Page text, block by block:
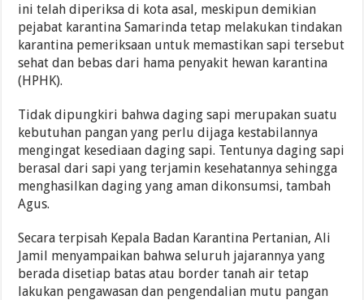
ini telah diperiksa di kota asal, meskipun demikian
pejabat karantina Samarinda tetap melakukan tindakan
karantina pemeriksaan untuk memastikan sapi tersebut
sehat dan bebas dari hama penyakit hewan karantina
(HPHK).
Tidak dipungkiri bahwa daging sapi merupakan suatu
kebutuhan pangan yang perlu dijaga kestabilannya
mengingat kesediaan daging sapi. Tentunya daging sapi
berasal dari sapi yang terjamin kesehatannya sehingga
menghasilkan daging yang aman dikonsumsi, tambah
Agus.
Secara terpisah Kepala Badan Karantina Pertanian, Ali
Jamil menyampaikan bahwa seluruh jajarannya yang
berada disetiap batas atau border tanah air tetap
lakukan pengawasan dan pengendalian mutu pangan